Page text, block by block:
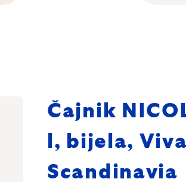
Čajnik
l, bijela, Viva
Scandinavia